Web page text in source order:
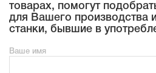
товарах, помогут
для Вашего производства
станки, бывшие в
Ваше имя